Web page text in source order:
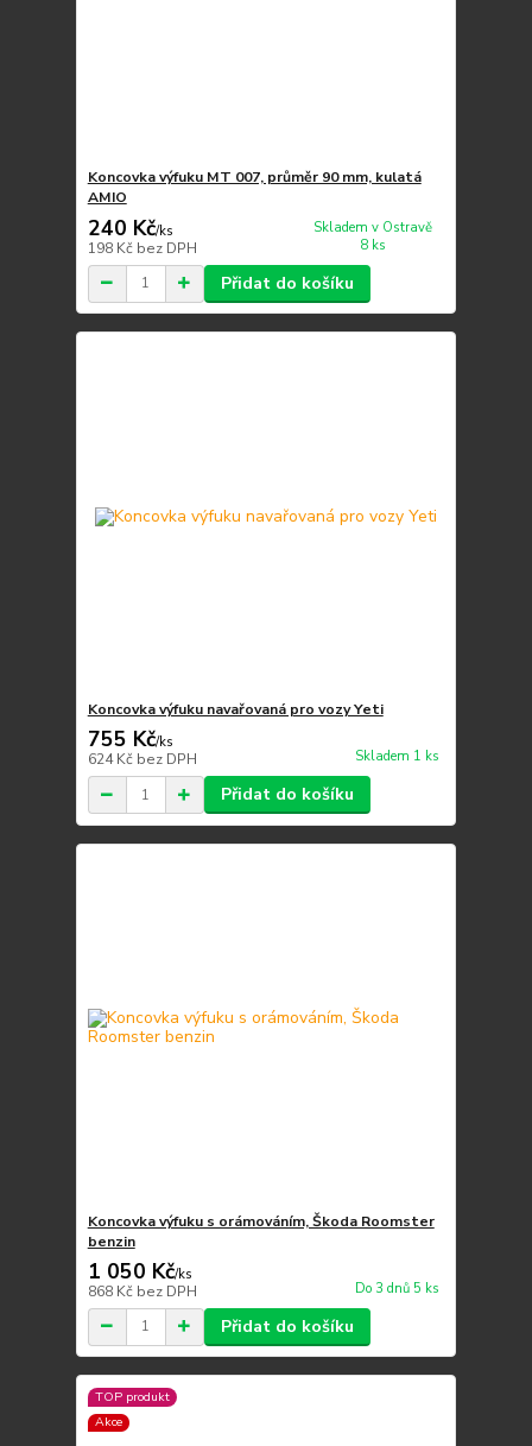
Koncovka výfuku MT 007, průměr 90 mm, kulatá
AMIO
240 Kč/ks
198 Kč bez DPH
Skladem v Ostravě
8 ks
Přidat do košíku
Koncovka výfuku navařovaná pro vozy Yeti
755 Kč/ks
624 Kč bez DPH Skladem 1 ks
Přidat do košíku
Koncovka výfuku s orámováním, Škoda Roomster
benzin
1 050 Kč/ks
868 Kč bez DPH Do 3 dnů 5 ks
Přidat do košíku
TOP produkt
Akce